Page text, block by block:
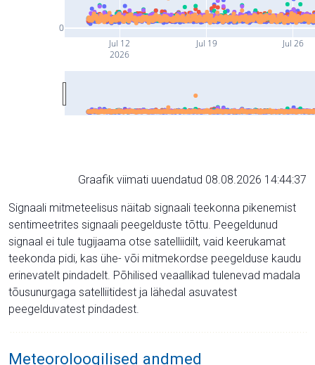
Jul 12
2026
Jul 19 Jul 26
0
Graafik viimati uuendatud 08.08.2026 14:44:37
Signaali mitmeteelisus näitab signaali teekonna pikenemist
sentimeetrites signaali peegelduste tõttu. Peegeldunud
signaal ei tule tugijaama otse satelliidilt, vaid keerukamat
teekonda pidi, kas ühe- või mitmekordse peegelduse kaudu
erinevatelt pindadelt. Põhilised veaallikad tulenevad madala
tõusunurgaga satelliitidest ja lähedal asuvatest
peegelduvatest pindadest.
Meteoroloogilised andmed